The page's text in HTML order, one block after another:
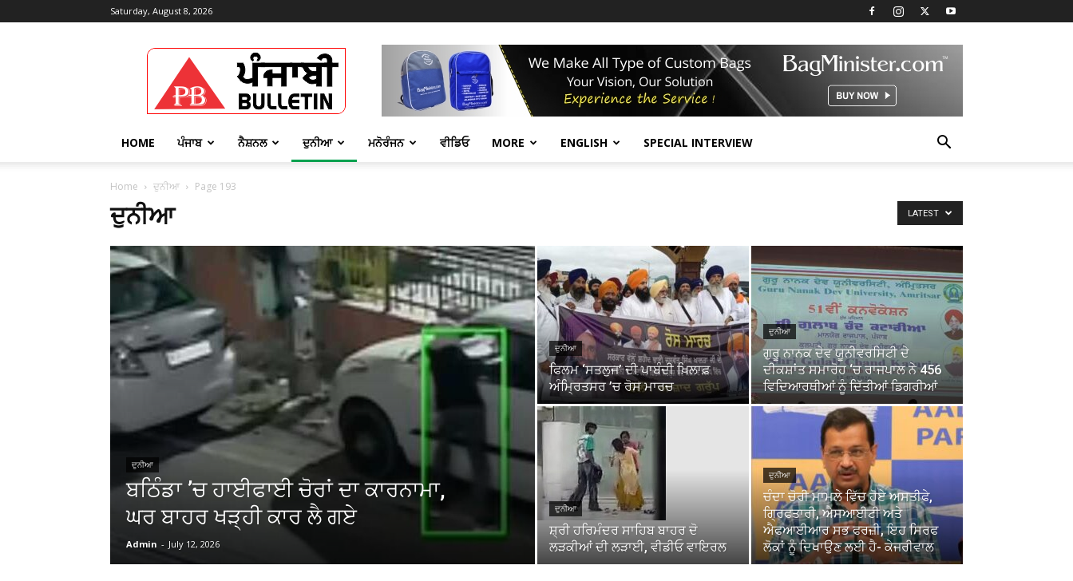
Saturday, August 8, 2026
Punjabi
Bulletin
HOME ਪੰਜਾਬ ਨੈਸ਼ਨਲ ਦੁਨੀਆ ਮਨੋਰੰਜਨ ਵੀਡਿਓ MORE ENGLISH SPECIAL INTERVIEW
Home ਦੁਨੀਆ Page 193
ਦੁਨੀਆ LATEST
ਦੁਨੀਆ
ਬਠਿੰਡਾ ’ਚ ਹਾਈਫਾਈ ਚੋਰਾਂ ਦਾ ਕਾਰਨਾਮਾ,
ਘਰ ਬਾਹਰ ਖੜ੍ਹੀ ਕਾਰ ਲੈ ਗਏ
Admin - July 12, 2026
ਦੁਨੀਆ
ਫਿਲਮ ‘ਸਤਲੁਜ’ ਦੀ ਪਾਬੰਦੀ ਖ਼ਿਲਾਫ਼
ਅੰਮ੍ਰਿਤਸਰ ’ਚ ਰੋਸ ਮਾਰਚ
ਦੁਨੀਆ
ਗੁਰੂ ਨਾਨਕ ਦੇਵ ਯੂਨੀਵਰਸਿਟੀ ਦੇ
ਦੀਕਸ਼ਾਂਤ ਸਮਾਰੋਹ ‘ਚ ਰਾਜਪਾਲ ਨੇ 456
ਵਿਦਿਆਰਥੀਆਂ ਨੂੰ ਦਿੱਤੀਆਂ ਡਿਗਰੀਆਂ
ਦੁਨੀਆ
ਸ਼੍ਰੀ ਹਰਿਮੰਦਰ ਸਾਹਿਬ ਬਾਹਰ ਦੋ
ਲੜਕੀਆਂ ਦੀ ਲੜਾਈ, ਵੀਡੀਓ ਵਾਇਰਲ
ਦੁਨੀਆ
ਚੰਦਾ ਚੋਰੀ ਮਾਮਲੇ ਵਿੱਚ ਹੋਏ ਅਸਤੀਫੇ,
ਗ੍ਰਿਫਤਾਰੀ, ਐਸਆਈਟੀ ਅਤੇ
ਐਫਆਈਆਰ ਸਭ ਫਰਜ਼ੀ, ਇਹ ਸਿਰਫ
ਲੋਕਾਂ ਨੂੰ ਦਿਖਾਉਣ ਲਈ ਹੈ- ਕੇਜਰੀਵਾਲ